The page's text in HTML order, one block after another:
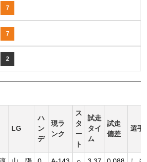
7
7
2
LG
ハ
ン
デ
現ラ
ンク
ス
タ
ー
ト
試走
タイ
ム
試走
偏差
選手